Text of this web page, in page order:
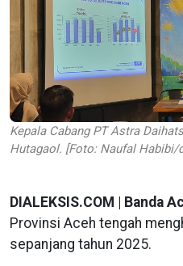
Kepala Cabang PT Astra
Hutagaol. [Foto: Naufal
DIALEKSIS.COM | Banda
Provinsi Aceh tengah
sepanjang tahun 2025.